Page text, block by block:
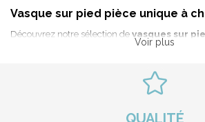
Vasque sur pied pièce unique à
Découvrez notre sélection devasques sur
pour une salle de bain originale et zen. La
un toilette ou une salle de bain, elle pourra
mains d'appoint que de vasque quotidienne.
Voir plus
QUALITÉ